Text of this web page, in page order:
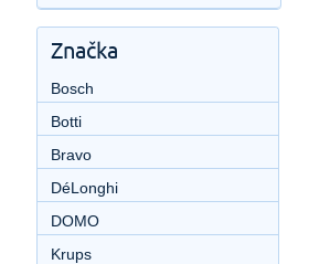
Značka
Bosch
Botti
Bravo
DéLonghi
DOMO
Krups